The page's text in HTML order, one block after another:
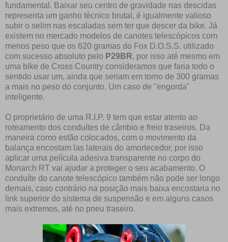
fundamental. Baixar seu centro de gravidade nas descidas
representa um ganho técnico brutal, é igualmente valioso
subir o selim nas escaladas sem ter que descer da bike. Já
existem no mercado modelos de canotes telescópicos com
menos peso que os 620 gramas do Fox D.O.S.S. utilizado
com sucesso absoluto pelo P29BR, por isso até mesmo em
uma bike de Cross Country consideramos que faria todo o
sentido usar um, ainda que seriam em torno de 300 gramas
a mais no peso do conjunto. Um caso de "engorda"
inteligente.
O proprietário de uma R.I.P. 9 tem que estar atento ao
roteamento dos conduítes de câmbio e freio traseiros. Da
maneira como estão colocados, com o movimento da
balança encostam las laterais do amortecedor, por isso
aplicar uma película adesiva transparente no corpo do
Monarch RT vai ajudar a proteger o seu acabamento. O
conduíte do canote telescópico também não pode ser longo
demais, caso contrário na posição mais baixa encostaria no
link superior do sistema de suspensão e em alguns casos
mais extremos, até no pneu traseiro.